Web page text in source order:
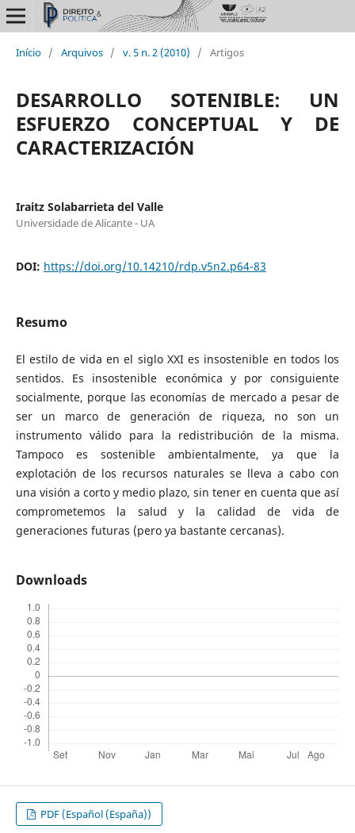
Início / Arquivos / v. 5 n. 2 (2010) / Artigos
DESARROLLO SOTENIBLE: UN
ESFUERZO CONCEPTUAL Y DE
CARACTERIZACIÓN
Iraitz Solabarrieta del Valle
Universidade de Alicante - UA
DOI: https://doi.org/10.14210/rdp.v5n2.p64-83
Resumo
El estilo de vida en el siglo XXI es insostenible en todos los
sentidos. Es insostenible económica y por consiguiente
socialmente, porque las economías de mercado a pesar de
ser un marco de generación de riqueza, no son un
instrumento válido para la redistribución de la misma.
Tampoco es sostenible ambientalmente, ya que la
explotación de los recursos naturales se lleva a cabo con
una visión a corto y medio plazo, sin tener en cuenta que así
comprometemos la salud y la calidad de vida de
generaciones futuras (pero ya bastante cercanas).
Downloads
PDF (Español (España))